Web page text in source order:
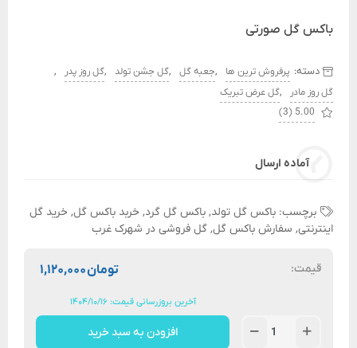
باکس گل صورتی
دسته: پرفروش ترین ها ,جعبه گل ,گل جشن تولد ,گل روز پدر ,
گل روز مادر ,گل عرض تبریک
5.00
(3)
آماده ارسال
برچسب: باکس گل تولد, باکس گل گرد, خربد باکس گل, خرید گل
اینترنتی, سفارش باکس گل, گل فروشی در شهرک غرب
قیمت: ۱,۱۲۰,۰۰۰تومان
آخرین بروزرسانی قیمت: ۱۴۰۴/۱۰/۱۶
افزودن به سبد خرید